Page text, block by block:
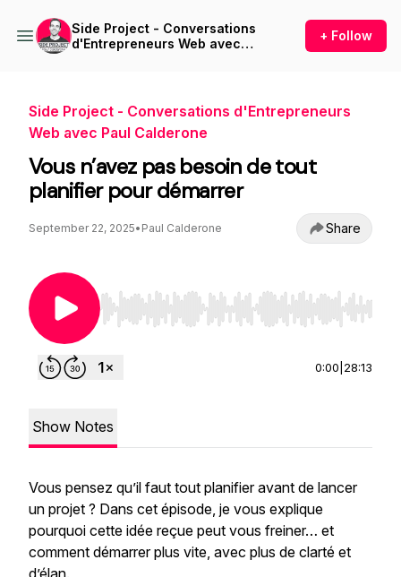
Side Project - Conversations
d'Entrepreneurs Web avec
+ Follow
Side Project - Conversations d'Entrepreneurs
Web avec Paul Calderone
Vous n’avez pas besoin de tout
planifier pour démarrer
September 22, 2025• Paul Calderone Share
Use Left/Right to seek, Home/End to jump to
0:00 28:13
Show Notes
Vous pensez qu’il faut tout planifier avant de lancer
un projet ? Dans cet épisode, je vous explique
pourquoi cette idée reçue peut vous freiner… et
comment démarrer plus vite, avec plus de clarté et
d’élan.